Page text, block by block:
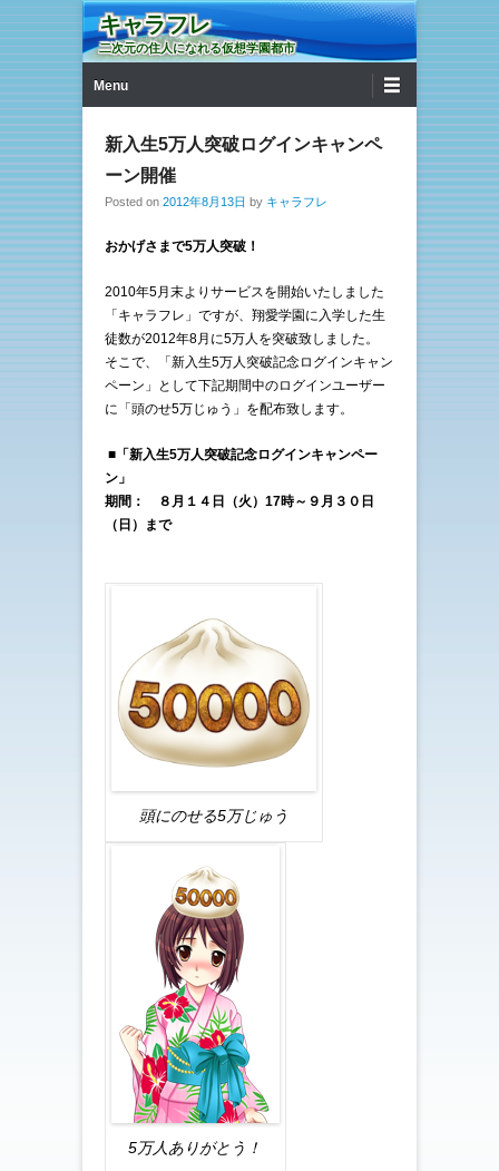
キャラフレ
二次元の住人になれる仮想学園都市
Menu
新入生5万人突破ログインキャンペ
ーン開催
Posted on 2012年8月13日 by キャラフレ
おかげさまで5万人突破！
2010年5月末よりサービスを開始いたしました
「キャラフレ」ですが、翔愛学園に入学した生
徒数が2012年8月に5万人を突破致しました。
そこで、「新入生5万人突破記念ログインキャン
ペーン」として下記期間中のログインユーザー
に「頭のせ5万じゅう」を配布致します。
■「新入生5万人突破記念ログインキャンペー
ン」
期間： ８月１４日（火）17時～９月３０日
（日）まで
頭にのせる5万じゅう
5万人ありがとう！